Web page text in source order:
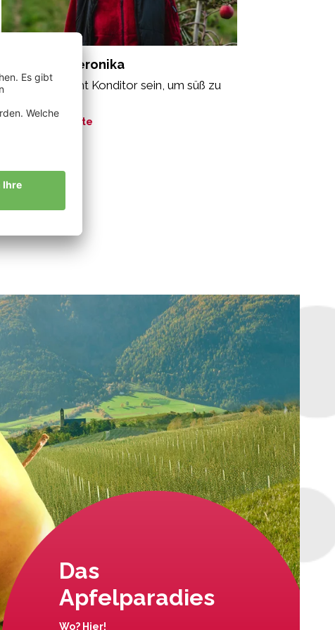
Tappeiner Veronika
„Man muss nicht Konditor sein, um süß zu
Meine Geschichte
Das
Apfelparadies
Wo? Hier!